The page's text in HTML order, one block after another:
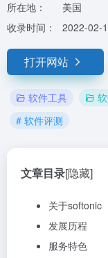
所在地：
美国
收录时间：
2022-02-
打开网站
软件工具
# 软件评测
文章目录[隐藏]
关于softonic
发展历程
服务特色